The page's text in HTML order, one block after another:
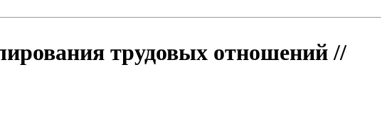
трудовых отношений //